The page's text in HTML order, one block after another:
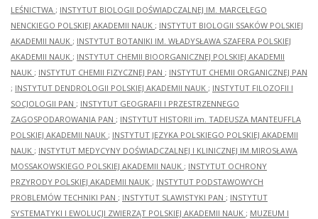
LEŚNICTWA ; INSTYTUT BIOLOGII DOŚWIADCZALNEJ IM. MARCELEGO
NENCKIEGO POLSKIEJ AKADEMII NAUK ; INSTYTUT BIOLOGII SSAKÓW POLSKIEJ
AKADEMII NAUK ; INSTYTUT BOTANIKI IM. WŁADYSŁAWA SZAFERA POLSKIEJ
AKADEMII NAUK ; INSTYTUT CHEMII BIOORGANICZNEJ POLSKIEJ AKADEMII
NAUK ; INSTYTUT CHEMII FIZYCZNEJ PAN ; INSTYTUT CHEMII ORGANICZNEJ PAN
; INSTYTUT DENDROLOGII POLSKIEJ AKADEMII NAUK ; INSTYTUT FILOZOFII I
SOCJOLOGII PAN ; INSTYTUT GEOGRAFII I PRZESTRZENNEGO
ZAGOSPODAROWANIA PAN ; INSTYTUT HISTORII im. TADEUSZA MANTEUFFLA
POLSKIEJ AKADEMII NAUK ; INSTYTUT JĘZYKA POLSKIEGO POLSKIEJ AKADEMII
NAUK ; INSTYTUT MEDYCYNY DOŚWIADCZALNEJ I KLINICZNEJ IM.MIROSŁAWA
MOSSAKOWSKIEGO POLSKIEJ AKADEMII NAUK ; INSTYTUT OCHRONY
PRZYRODY POLSKIEJ AKADEMII NAUK ; INSTYTUT PODSTAWOWYCH
PROBLEMÓW TECHNIKI PAN ; INSTYTUT SLAWISTYKI PAN ; INSTYTUT
SYSTEMATYKI I EWOLUCJI ZWIERZĄT POLSKIEJ AKADEMII NAUK ; MUZEUM I